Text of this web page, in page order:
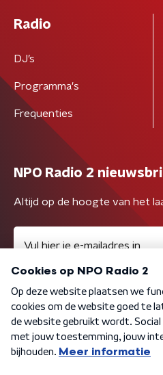
Radio
DJ’s
Programma's
Frequenties
NPO Radio 2
Altijd op de hoogte van het
Algemene voorwaarden